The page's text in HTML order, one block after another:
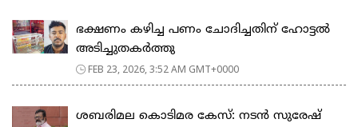
ഭക്ഷണം കഴിച്ച പണം ചോദിച്ചതിന് ഹോട്ടൽ
അടിച്ചുതകർത്തു
FEB 23, 2026, 3:52 AM GMT+0000
ശബരിമല കൊടിമര കേസ്: നടൻ സുരേഷ്